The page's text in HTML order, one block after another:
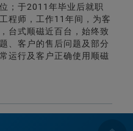
；于2011年毕业后就职
程师，工作11年间，为客
台式顺磁近百台，始终致
、客户的售后问题及部分
运行及客户正确使用顺磁